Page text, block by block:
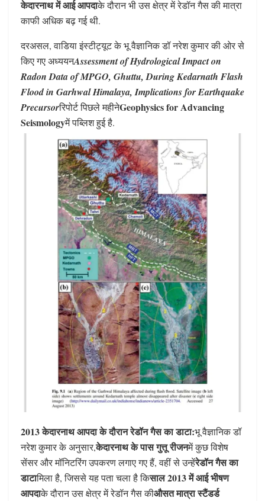
केदारनाथ में आई आपदाके दौरान भी उस क्षेत्र में रेडॉन गैस की मात्रा
काफी अधिक बढ़ गई थी.
दरअसल, वाडिया इंस्टीट्यूट के भू वैज्ञानिक डॉ नरेश कुमार की ओर से
किए गए अध्ययनAssessment of Hydrological Impact on
Radon Data of MPGO, Ghuttu, During Kedarnath Flash
Flood in Garhwal Himalaya, Implications for Earthquake
Precursorरिपोर्ट पिछले महीनेGeophysics for Advancing
Seismologyमें पब्लिश हुई है.
2013 केदारनाथ आपदा के दौरान रेडॉन गैस का डाटा:भू वैज्ञानिक डॉ
नरेश कुमार के अनुसार,केदारनाथ के पास गुत्तू रीजनमें कुछ विशेष
सेंसर और मॉनिटरिंग उपकरण लगाए गए हैं, वहीं से उन्हेंरेडॉन गैस का
डाटामिला है, जिससे यह पता चला है किसाल 2013 में आई भीषण
आपदाके दौरान उस क्षेत्र में रेडॉन गैस कीऔसत मात्रा स्टैंडर्ड